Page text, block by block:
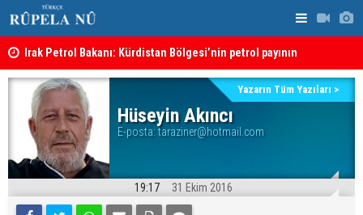
Irak Petrol Bakanı: Kürdistan Bölgesi’nin petrol payının
artırılmasının önünde bir engel yok
Hüseyin Akıncı
E-posta: taraziner@hotmail.com
Yazarın Tüm Yazıları >
19:17 31 Ekim 2016